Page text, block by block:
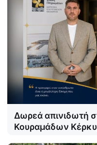
Δωρεά απινιδωτή
Κουραμάδων